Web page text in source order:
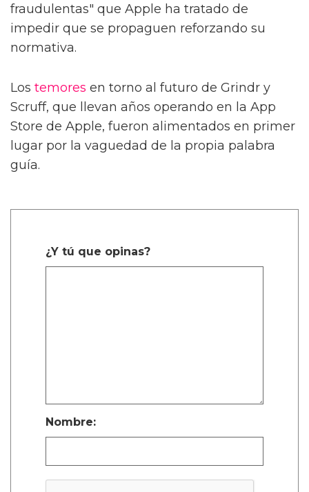
fraudulentas" que Apple ha tratado de
impedir que se propaguen reforzando su
normativa.
Los temores en torno al futuro de Grindr y
Scruff, que llevan años operando en la App
Store de Apple, fueron alimentados en primer
lugar por la vaguedad de la propia palabra
guía.
¿Y tú que opinas?
Nombre: